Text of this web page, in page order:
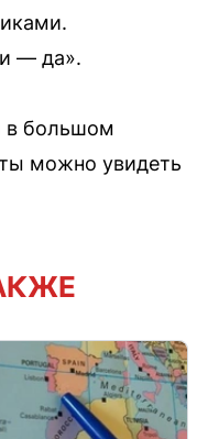
— да».
в большом
можно увидеть